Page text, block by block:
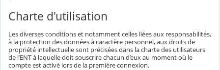
Charte d'utilisation
Les diverses conditions et notamment celles liées aux responsabilités,
à la protection des données à caractère personnel, aux droits de
propriété intellectuelle sont précisées dans la charte des utilisateurs
de l’ENT à laquelle doit souscrire chacun d’eux au moment où le
compte est activé lors de la première connexion.